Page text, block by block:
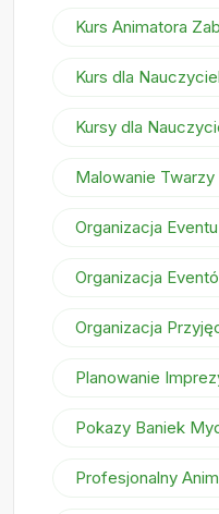
Kurs Animatora
Kurs dla
Kursy dla
Malowanie Twarzy
Organizacja Eventu
Organizacja
Organizacja
Planowanie
Pokazy Baniek
Profesjonalny